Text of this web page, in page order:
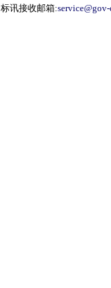
标讯接收邮箱: